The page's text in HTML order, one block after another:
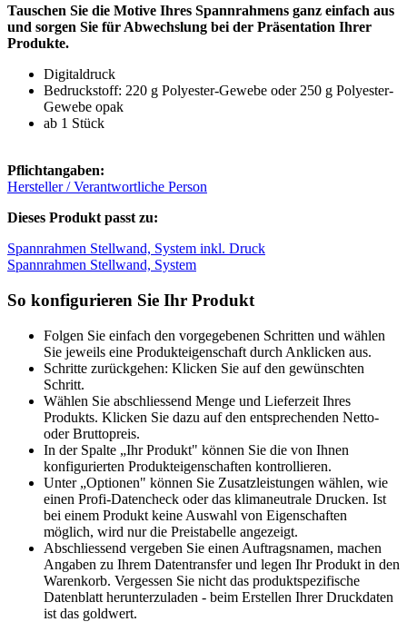
Tauschen Sie die Motive Ihres Spannrahmens ganz einfach aus
und sorgen Sie für Abwechslung bei der Präsentation Ihrer
Produkte.
Digitaldruck
Bedruckstoff: 220 g Polyester-Gewebe oder 250 g Polyester-
Gewebe opak
ab 1 Stück
Pflichtangaben:
Hersteller / Verantwortliche Person
Dieses Produkt passt zu:
Spannrahmen Stellwand, System inkl. Druck
Spannrahmen Stellwand, System
So konfigurieren Sie Ihr Produkt
Folgen Sie einfach den vorgegebenen Schritten und wählen
Sie jeweils eine Produkteigenschaft durch Anklicken aus.
Schritte zurückgehen: Klicken Sie auf den gewünschten
Schritt.
Wählen Sie abschliessend Menge und Lieferzeit Ihres
Produkts. Klicken Sie dazu auf den entsprechenden Netto-
oder Bruttopreis.
In der Spalte „Ihr Produkt" können Sie die von Ihnen
konfigurierten Produkteigenschaften kontrollieren.
Unter „Optionen" können Sie Zusatzleistungen wählen, wie
einen Profi-Datencheck oder das klimaneutrale Drucken. Ist
bei einem Produkt keine Auswahl von Eigenschaften
möglich, wird nur die Preistabelle angezeigt.
Abschliessend vergeben Sie einen Auftragsnamen, machen
Angaben zu Ihrem Datentransfer und legen Ihr Produkt in den
Warenkorb. Vergessen Sie nicht das produktspezifische
Datenblatt herunterzuladen - beim Erstellen Ihrer Druckdaten
ist das goldwert.